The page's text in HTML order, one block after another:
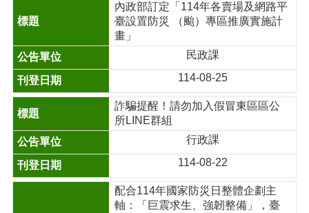
內政部訂定「114年各賣場及網路平
臺設置防災 （颱）專區推廣實施計
畫」
民政課
114-08-25
詐騙提醒！請勿加入假冒東區區公
所LINE群組
行政課
114-08-22
配合114年國家防災日整體企劃主
軸：「巨震求生、強韌整備」，臺